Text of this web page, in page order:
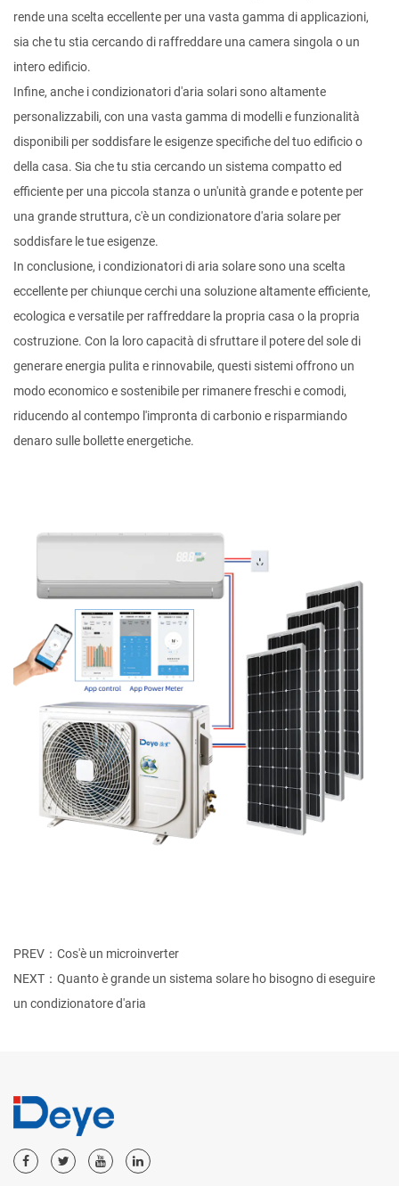
rende una scelta eccellente per una vasta gamma di applicazioni,
sia che tu stia cercando di raffreddare una camera singola o un
intero edificio.
Infine, anche i condizionatori d'aria solari sono altamente
personalizzabili, con una vasta gamma di modelli e funzionalità
disponibili per soddisfare le esigenze specifiche del tuo edificio o
della casa. Sia che tu stia cercando un sistema compatto ed
efficiente per una piccola stanza o un'unità grande e potente per
una grande struttura, c'è un condizionatore d'aria solare per
soddisfare le tue esigenze.
In conclusione, i condizionatori di aria solare sono una scelta
eccellente per chiunque cerchi una soluzione altamente efficiente,
ecologica e versatile per raffreddare la propria casa o la propria
costruzione. Con la loro capacità di sfruttare il potere del sole di
generare energia pulita e rinnovabile, questi sistemi offrono un
modo economico e sostenibile per rimanere freschi e comodi,
riducendo al contempo l'impronta di carbonio e risparmiando
denaro sulle bollette energetiche.
PREV：Cos'è un microinverter
NEXT：Quanto è grande un sistema solare ho bisogno di eseguire
un condizionatore d'aria